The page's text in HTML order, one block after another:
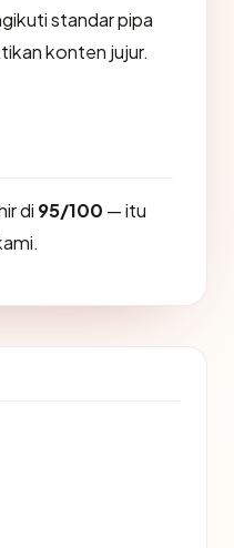
standar pipa
konten jujur.
di 95/100 — itu